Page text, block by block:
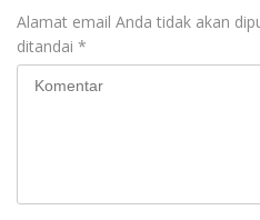
Alamat email Anda tidak akan
ditandai *